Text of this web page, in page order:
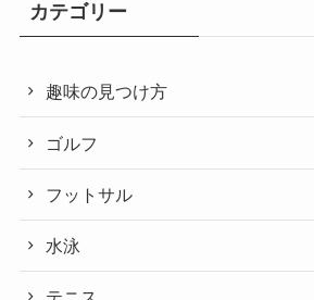
カテゴリー
趣味の見つけ方
ゴルフ
フットサル
水泳